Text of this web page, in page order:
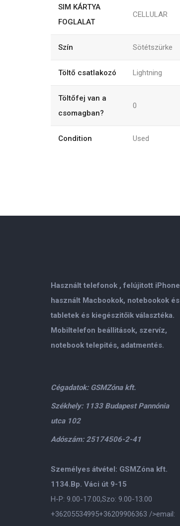
SIM KÁRTYA
FOGLALAT
CELLULAR
Szín Sötétszürke
Töltő csatlakozó Lightning
Töltőfej van a
csomagban?
0
Condition Used
Használt telefonok , felújitott iPhone
használt Macbookok, notebookok és
tabletek és kiegészitőik választéka.
Mobiltelefon beállitások, szervíz,
notebook telepités, adatmentés.
Cégadatok: GSMZóna kft.
Székhely: 1133 Budapest Pannónia
utca 102
Adószám: 25174506-2-41
Személyes átvétel: GSMZóna kft.
1134.Bp. Váci út 9-15
H-P: 9.00-17.00,Szo: 9.00-13.00
+36205534995+36209906363 />email: